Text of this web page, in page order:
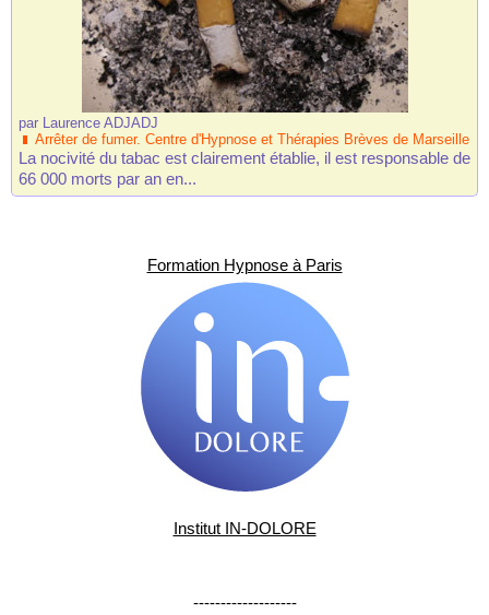
par Laurence ADJADJ
Arrêter de fumer. Centre d'Hypnose et Thérapies Brèves de Marseille
La nocivité du tabac est clairement établie, il est responsable de
66 000 morts par an en...
Formation Hypnose à Paris
Institut IN-DOLORE
-------------------